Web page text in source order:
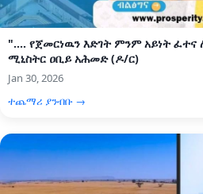
".... የጀመርነዉን እድገት ምንም አይነት
ሚኒስትር ዐቢይ አሕመድ (ዶ/ር)
Jan 30, 2026
ተጨማሪ ያንብቡ →